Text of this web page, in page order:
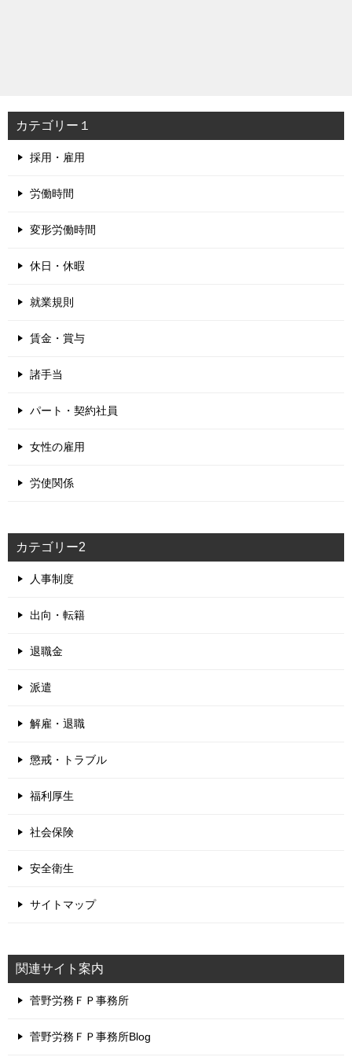
カテゴリー１
採用・雇用
労働時間
変形労働時間
休日・休暇
就業規則
賃金・賞与
諸手当
パート・契約社員
女性の雇用
労使関係
カテゴリー2
人事制度
出向・転籍
退職金
派遣
解雇・退職
懲戒・トラブル
福利厚生
社会保険
安全衛生
サイトマップ
関連サイト案内
菅野労務ＦＰ事務所
菅野労務ＦＰ事務所Blog